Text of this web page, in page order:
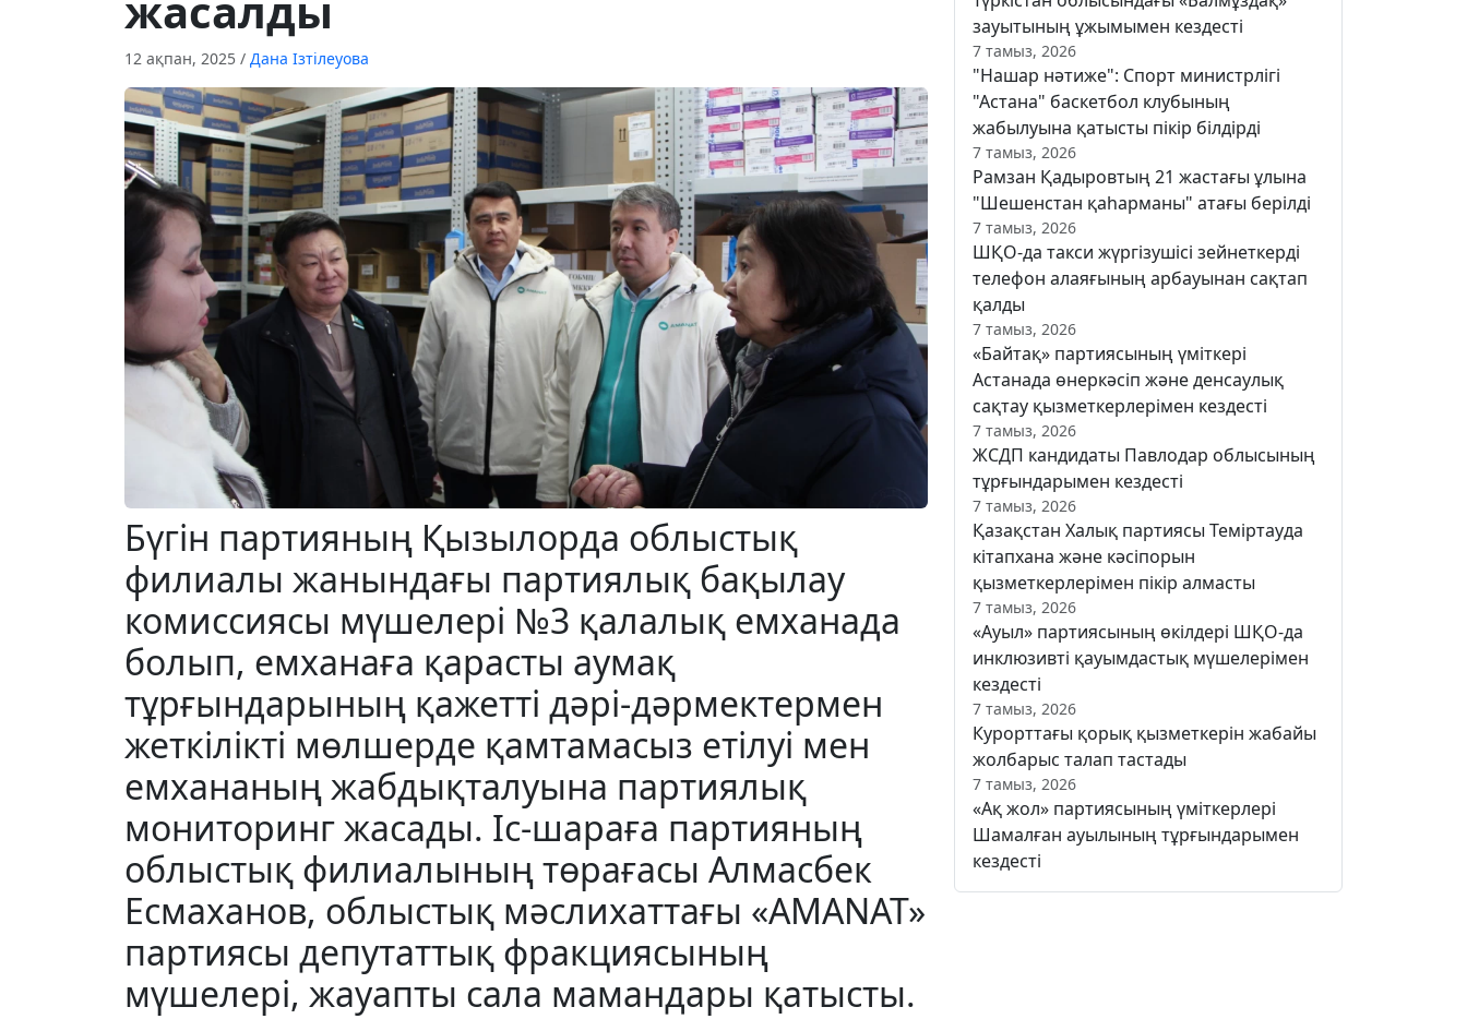
12 ақпан, 2025 / Дана Ізтілеуова
Бүгін партияның Қызылорда облыстық
филиалы жанындағы партиялық бақылау
комиссиясы мүшелері №3 қалалық емханада
болып, емханаға қарасты аумақ
тұрғындарының қажетті дәрі-дәрмектермен
жеткілікті мөлшерде қамтамасыз етілуі мен
емхананың жабдықталуына партиялық
мониторинг жасады. Іс-шараға партияның
облыстық филиалының төрағасы Алмасбек
Есмаханов, облыстық мәслихаттағы «AMANAT»
партиясы депутаттық фракциясының
мүшелері, жауапты сала мамандары қатысты.
зауытының ұжымымен кездесті
7 тамыз, 2026
"Нашар нәтиже": Спорт министрлігі
"Астана" баскетбол клубының
жабылуына қатысты пікір білдірді
7 тамыз, 2026
Рамзан Қадыровтың 21 жастағы ұлына
"Шешенстан қаһарманы" атағы берілді
7 тамыз, 2026
ШҚО-да такси жүргізушісі зейнеткерді
телефон алаяғының арбауынан сақтап
қалды
7 тамыз, 2026
«Байтақ» партиясының үміткері
Астанада өнеркәсіп және денсаулық
сақтау қызметкерлерімен кездесті
7 тамыз, 2026
ЖСДП кандидаты Павлодар облысының
тұрғындарымен кездесті
7 тамыз, 2026
Қазақстан Халық партиясы Теміртауда
кітапхана және кәсіпорын
қызметкерлерімен пікір алмасты
7 тамыз, 2026
«Ауыл» партиясының өкілдері ШҚО-да
инклюзивті қауымдастық мүшелерімен
кездесті
7 тамыз, 2026
Курорттағы қорық қызметкерін жабайы
жолбарыс талап тастады
7 тамыз, 2026
«Ақ жол» партиясының үміткерлері
Шамалған ауылының тұрғындарымен
кездесті